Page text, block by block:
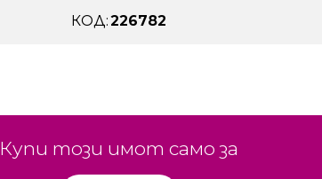
КОД:226782
Купи този имот само за